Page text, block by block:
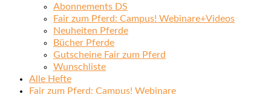
Abonnements DS
Fair zum Pferd: Campus! Webinare+Videos
Neuheiten Pferde
Bücher Pferde
Gutscheine Fair zum Pferd
Wunschliste
Alle Hefte
Fair zum Pferd: Campus! Webinare